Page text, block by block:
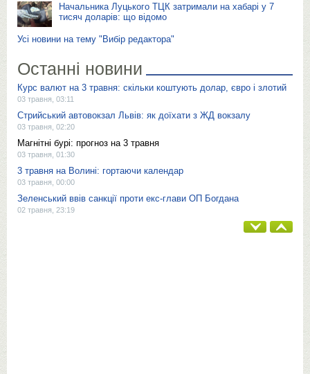
Начальника Луцького ТЦК затримали на хабарі у 7
тисяч доларів: що відомо
Усі новини на тему "Вибір редактора"
Останні новини
Курс валют на 3 травня: скільки коштують долар, євро і злотий
03 травня, 03:11
Стрийський автовокзал Львів: як доїхати з ЖД вокзалу
03 травня, 02:20
Магнітні бурі: прогноз на 3 травня
03 травня, 01:30
3 травня на Волині: гортаючи календар
03 травня, 00:00
Зеленський ввів санкції проти екс-глави ОП Богдана
02 травня, 23:19